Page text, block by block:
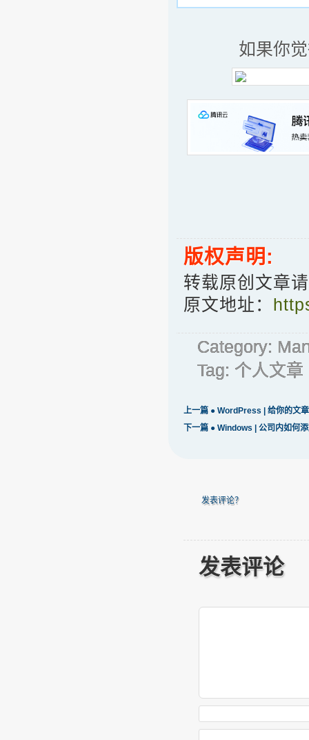
如果你
版权声明:
转载原创文章
原文地址：
Category:
Tag: 个人文章
上一篇 ● WordPress | 给你的文
下一篇 ● Windows | 公司内如何
发表评论？
发表评论